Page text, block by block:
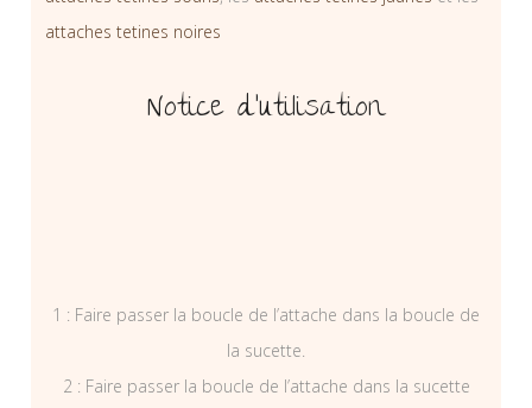
attaches tetines noires
Notice d’utilisation
1 : Faire passer la boucle de l’attache dans la boucle de
la sucette.
2 : Faire passer la boucle de l’attache dans la sucette